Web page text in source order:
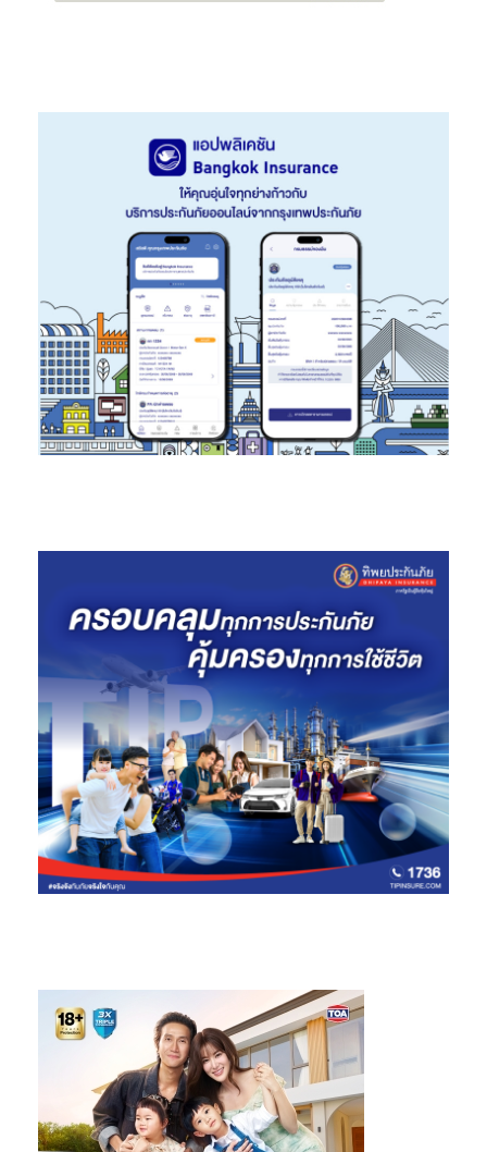
สร้างพลังให้คนรุ่นใหม่ พร้อมมุ่งสู่ความยั่งยืน
โครงการSamsung Solve for TomorrowและSamsung
Innovation Campusช่วยพัฒนาเยาวชนในด้าน STEM, AI, และ Big
Data โดยเข้าถึงผู้เรียนกว่า 2.6 ล้านคนใน 66 ประเทศ
Generation17เพื่อขับเคลื่อนเป้าหมายการพัฒนาที่ยั่งยืน (Global
ตอกย้ำความเป็นผู้นำในการสร้างเทคโนโลยีเพื่อทุกคน พร้อม
ยกระดับคุณภาพชีวิตและสร้างผลกระทบเชิงบวกในทุกมิติ